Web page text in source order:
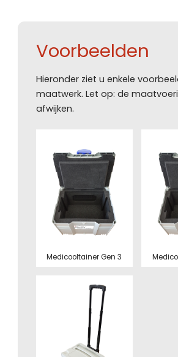
Voorbeelden
Hieronder ziet u enkele
maatwerk. Let op: de
afwijken.
Medicooltainer Gen 3